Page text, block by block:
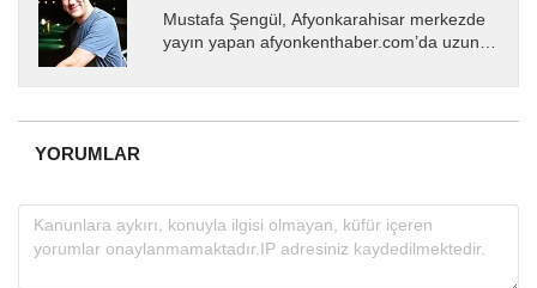
Mustafa Şengül, Afyonkarahisar merkezde
yayın yapan afyonkenthaber.com’da uzun
almakta, haber akışı...
YORUMLAR